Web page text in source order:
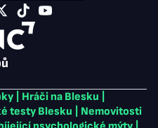
Hráči na Blesku
testy Blesku
Nemovitosti